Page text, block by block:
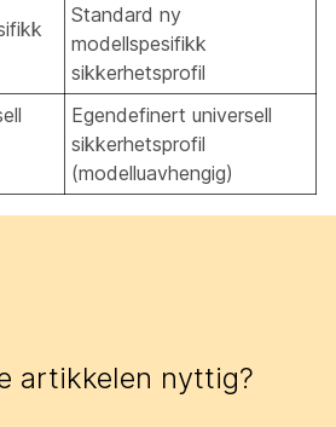
Standard ny
modellspesifikk
sikkerhetsprofil
Egendefinert universell
sikkerhetsprofil
(modelluavhengig)
artikkelen nyttig?